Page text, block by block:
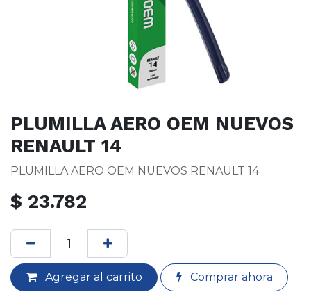
PLUMILLA AERO OEM NUEVOS
RENAULT 14
PLUMILLA AERO OEM NUEVOS RENAULT 14
$ 23.782
Agregar al carrito Comprar ahora